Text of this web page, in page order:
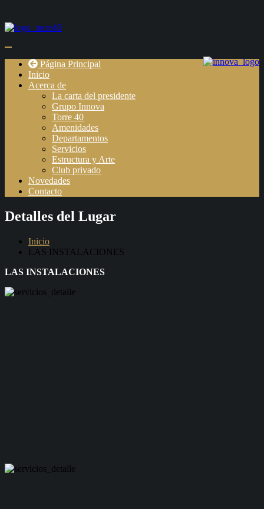
Página Principal
Inicio
Acerca de
La carta del presidente
Grupo Innova
Torre 40
Amenidades
Departamentos
Servicios
Estructura y Arte
Club privado
Novedades
Contacto
Detalles del Lugar
Inicio
LAS INSTALACIONES
LAS INSTALACIONES